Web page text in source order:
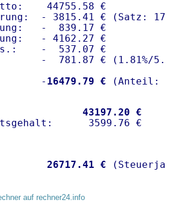
44755.58 €
- 3815.41 € (Satz:
-  839.17 €
- 4162.27 €
-  537.07 €
-  781.87 € ( 1.81%/
- 16479.79 €
43197.20 €
26717.41 €
auf rechner24.info